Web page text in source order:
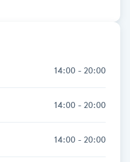
14:00 - 20:00
14:00 - 20:00
14:00 - 20:00